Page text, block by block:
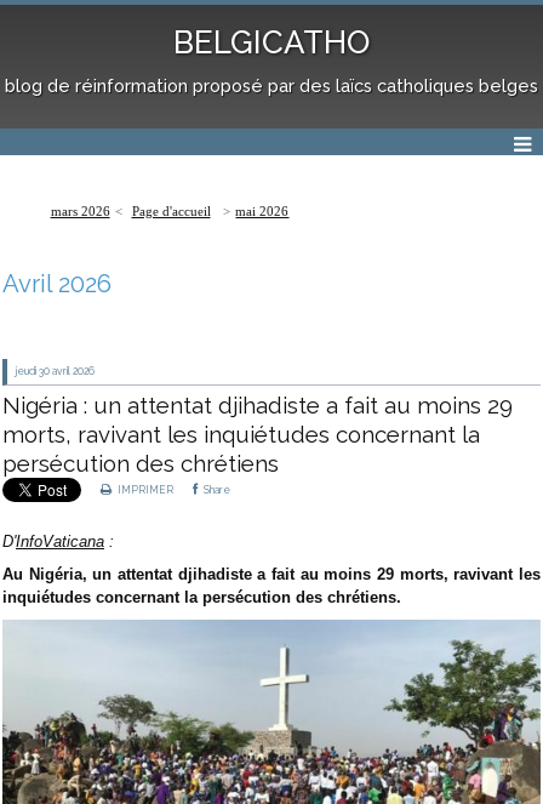
BELGICATHO
blog de réinformation proposé par des laïcs catholiques belges
mars 2026 Page d'accueil mai 2026
Avril 2026
jeudi 30 avril 2026
Nigéria : un attentat djihadiste a fait au moins 29
morts, ravivant les inquiétudes concernant la
persécution des chrétiens
IMPRIMER Share
D'InfoVaticana :
Au Nigéria, un attentat djihadiste a fait au moins 29 morts, ravivant les
inquiétudes concernant la persécution des chrétiens.